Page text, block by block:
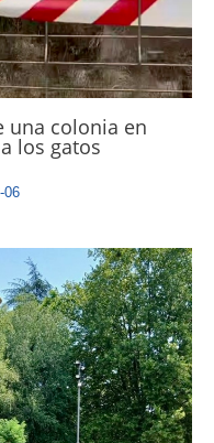
una colonia en
los gatos
06